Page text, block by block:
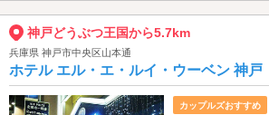
神戸どうぶつ王国から5.7km
兵庫県 神戸市中央区山本通
ホテル エル・エ・ルイ・ウーベン 神戸
カップルズおすすめ